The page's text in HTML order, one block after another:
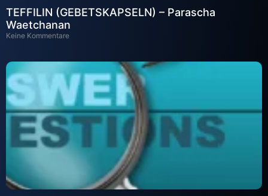
TEFFILIN (GEBETSKAPSELN) – Parascha
Waetchanan
Keine Kommentare